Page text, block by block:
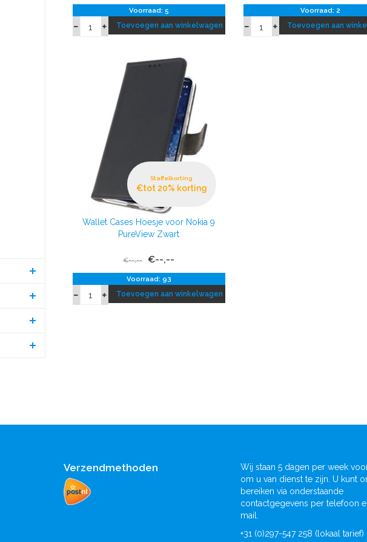
Voorraad: 5
Toevoegen aan winkelwagen
Voorraad: 2
Toevoegen aan
Staffelkorting
€tot 20% korting
Wallet Cases Hoesje voor Nokia 9
PureView Zwart
€--,-- €--,--
Voorraad: 93
Toevoegen aan winkelwagen
Verzendmethoden
Wij staan 5 dagen per week
om u van dienst te zijn. U kunt
bereiken via onderstaande
contactgegevens per telefoon
mail.
+31 (0)297-547 258 (lokaal tarief)